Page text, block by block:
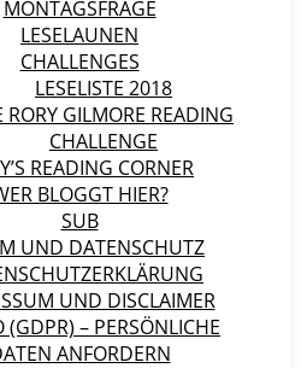
MONTAGSFRAGE
LESELAUNEN
CHALLENGES
LESELISTE 2018
RORY GILMORE READING
CHALLENGE
READING CORNER
BLOGGT HIER?
SUB
UND DATENSCHUTZ
UND DISCLAIMER
(GDPR) – PERSÖNLICHE
ANFORDERN